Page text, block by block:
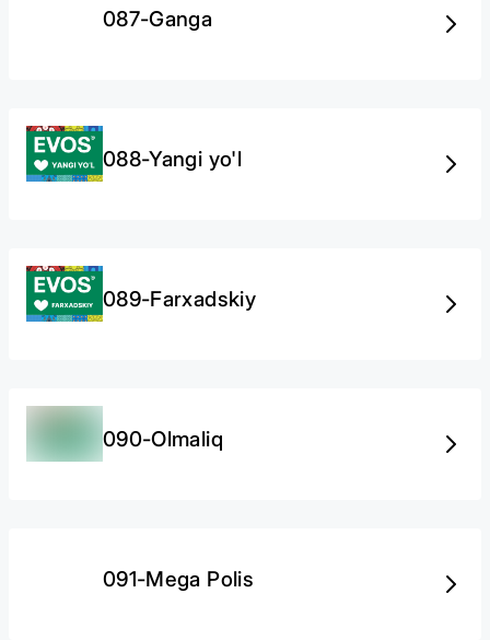
087-Ganga
088-Yangi yo'l
089-Farxadskiy
090-Olmaliq
091-Mega Polis